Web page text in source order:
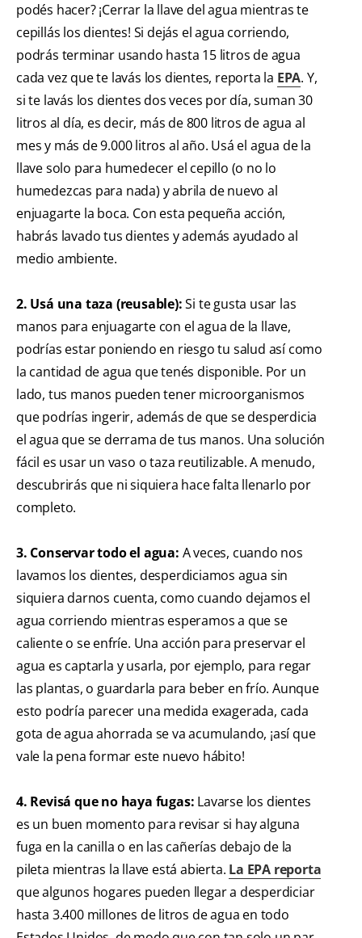
podés hacer? ¡Cerrar la llave del agua mientras te
cepillás los dientes! Si dejás el agua corriendo,
podrás terminar usando hasta 15 litros de agua
cada vez que te lavás los dientes, reporta la EPA. Y,
si te lavás los dientes dos veces por día, suman 30
litros al día, es decir, más de 800 litros de agua al
mes y más de 9.000 litros al año. Usá el agua de la
llave solo para humedecer el cepillo (o no lo
humedezcas para nada) y abrila de nuevo al
enjuagarte la boca. Con esta pequeña acción,
habrás lavado tus dientes y además ayudado al
medio ambiente.
2. Usá una taza (reusable):Si te gusta usar las
manos para enjuagarte con el agua de la llave,
podrías estar poniendo en riesgo tu salud así como
la cantidad de agua que tenés disponible. Por un
lado, tus manos pueden tener microorganismos
que podrías ingerir, además de que se desperdicia
el agua que se derrama de tus manos. Una solución
fácil es usar un vaso o taza reutilizable. A menudo,
descubrirás que ni siquiera hace falta llenarlo por
completo.
3. Conservar todo el agua: A veces, cuando nos
lavamos los dientes, desperdiciamos agua sin
siquiera darnos cuenta, como cuando dejamos el
agua corriendo mientras esperamos a que se
caliente o se enfríe. Una acción para preservar el
agua es captarla y usarla, por ejemplo, para regar
las plantas, o guardarla para beber en frío. Aunque
esto podría parecer una medida exagerada, cada
gota de agua ahorrada se va acumulando, ¡así que
vale la pena formar este nuevo hábito!
4. Revisá que no haya fugas: Lavarse los dientes
es un buen momento para revisar si hay alguna
fuga en la canilla o en las cañerías debajo de la
pileta mientras la llave está abierta. La EPA reporta
que algunos hogares pueden llegar a desperdiciar
hasta 3.400 millones de litros de agua en todo